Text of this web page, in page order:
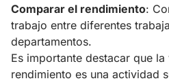
Comparar el rendimiento:
trabajo entre diferentes
departamentos.
Es importante destacar que
rendimiento es una actividad